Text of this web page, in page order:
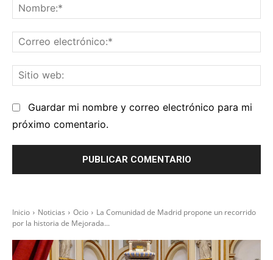
Guardar mi nombre y correo electrónico para mi
próximo comentario.